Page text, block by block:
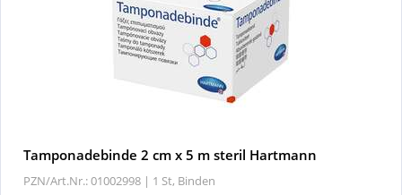
Tamponadebinde 2 cm x 5 m steril Hartmann
PZN/Art.Nr.: 01002998 | 1 St, Binden